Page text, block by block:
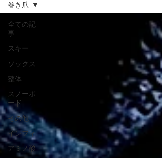
全ての記
事
スキー
ソックス
整体
スノーボ
ード
その他
インフィ
アミノ酸
巻き爪